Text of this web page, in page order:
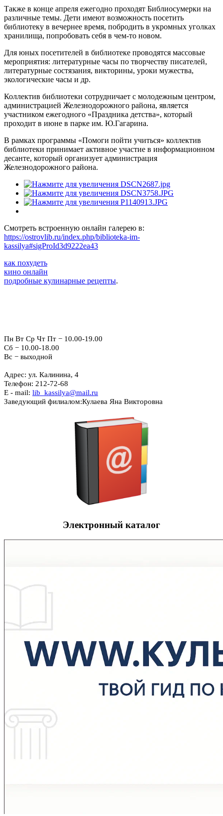
Также в конце апреля ежегодно проходят Библиосумерки на
различные темы. Дети имеют возможность посетить
библиотеку в вечернее время, побродить в укромных уголках
хранилища, попробовать себя в чем-то новом.
Для юных посетителей в библиотеке проводятся массовые
мероприятия: литературные часы по творчеству писателей,
литературные состязания, викторины, уроки мужества,
экологические часы и др.
Коллектив библиотеки сотрудничает с молодежным центром,
администрацией Железнодорожного района, является
участником ежегодного «Праздника детства», который
проходит в июне в парке им. Ю.Гагарина.
В рамках программы «Помоги пойти учиться» коллектив
библиотеки принимает активное участие в информационном
десанте, который организует администрация
Железнодорожного района.
Смотреть встроенную онлайн галерею в:
https://ostrovlib.ru/index.php/biblioteka-im-
kassilya#sigProId3d9222ea43
как похудеть
кино онлайн
подробные кулинарные рецепты.
Пн Вт Ср Чт Пт − 10.00-19.00
Сб − 10.00-18.00
Вс − выходной
Адрес: ул. Калинина, 4
Телефон: 212-72-68
E - mail: lib_kassilya@mail.ru
Заведующий филиалом:Кулаева Яна Викторовна
Электронный каталог